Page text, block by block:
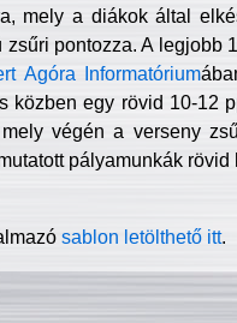
mely a diákok által
pontozza. A legjobb
Agóra Informatórium
közben egy rövid 10-12
végén a verseny
pályamunkák
sablon letölthető itt.